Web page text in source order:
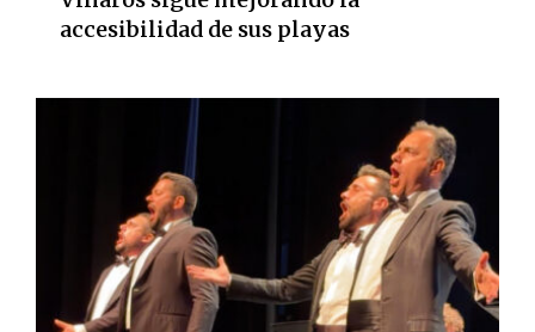
accesibilidad de sus playas